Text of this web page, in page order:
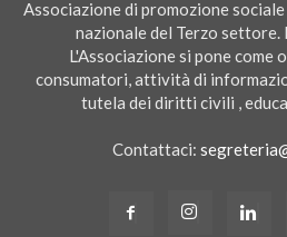
Associazione di promozione
nazionale del Terzo settore.
L'Associazione si pone
consumatori, attività di
tutela dei diritti civili ,
Contattaci: